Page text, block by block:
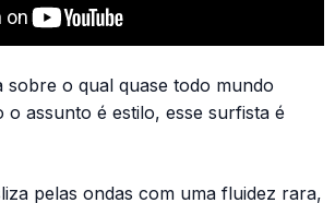
sobre o qual quase todo mundo
assunto é estilo, esse surfista é
pelas ondas com uma fluidez rara,